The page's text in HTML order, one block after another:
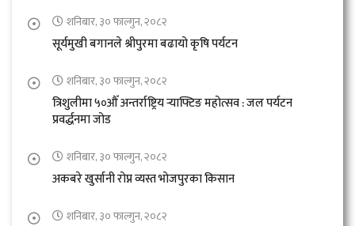
शनिबार, ३० फाल्गुन, २०८२
सूर्यमुखी बगानले श्रीपुरमा बढायो कृषि पर्यटन
शनिबार, ३० फाल्गुन, २०८२
त्रिशुलीमा ५०औँ अन्तर्राष्ट्रिय र्‍याफ्टिङ महोत्सव : जल पर्यटन
प्रवर्द्धनमा जोड
शनिबार, ३० फाल्गुन, २०८२
अकबरे खुर्सानी रोप्न व्यस्त भोजपुरका किसान
शनिबार, ३० फाल्गुन, २०८२